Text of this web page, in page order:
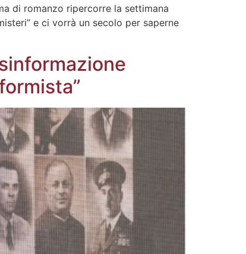
di romanzo ripercorre la settimana
e ci vorrà un secolo per saperne